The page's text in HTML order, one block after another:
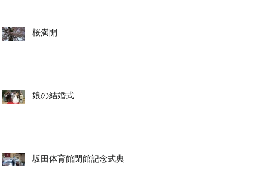
桜満開
娘の結婚式
坂田体育館閉館記念式典